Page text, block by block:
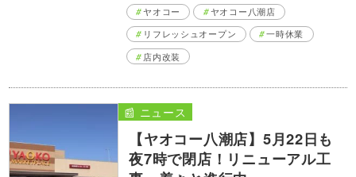
ヤオコー
ヤオコー八潮店
リフレッシュオープン
一時休業
店内改装
【ヤオコー八潮店】5月22日も
夜7時で閉店！リニューアル工
📰 ニュース